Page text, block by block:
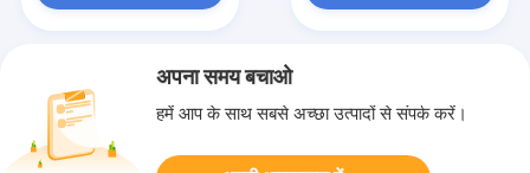
अपना समय बचाओ
हमें आप के साथ सबसे अच्छा उत्पादों से संपर्क करें।